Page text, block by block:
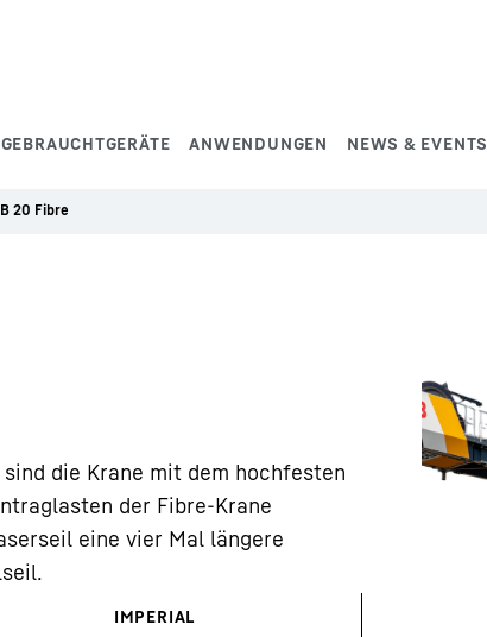
ANWENDUNGEN NEWS & EVENTS
20 Fibre
die Krane mit dem hochfesten
der Fibre-Krane
eine vier Mal längere
IMPERIAL